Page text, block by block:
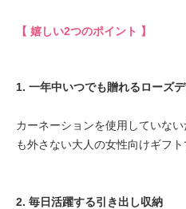
【 嬉しい2つのポイント 】
1. 一年中いつでも贈れるローズ
カーネーションを使用していな
も外さない大人の女性向けギフト
2. 毎日活躍する引き出し収納